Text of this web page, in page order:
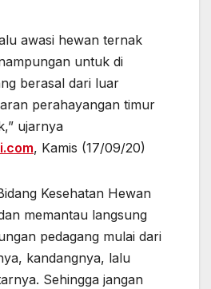
awasi hewan ternak
untuk di
berasal dari luar
perahayangan timur
ujarnya
, Kamis (17/09/20)
Kesehatan Hewan
memantau langsung
pedagang mulai dari
kandangnya, lalu
Sehingga jangan